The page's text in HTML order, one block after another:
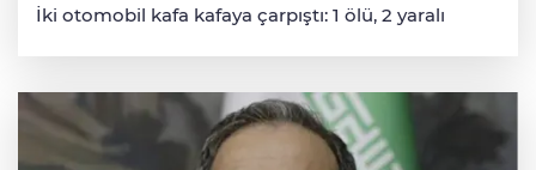
İki otomobil kafa kafaya çarpıştı: 1 ölü, 2 yaralı